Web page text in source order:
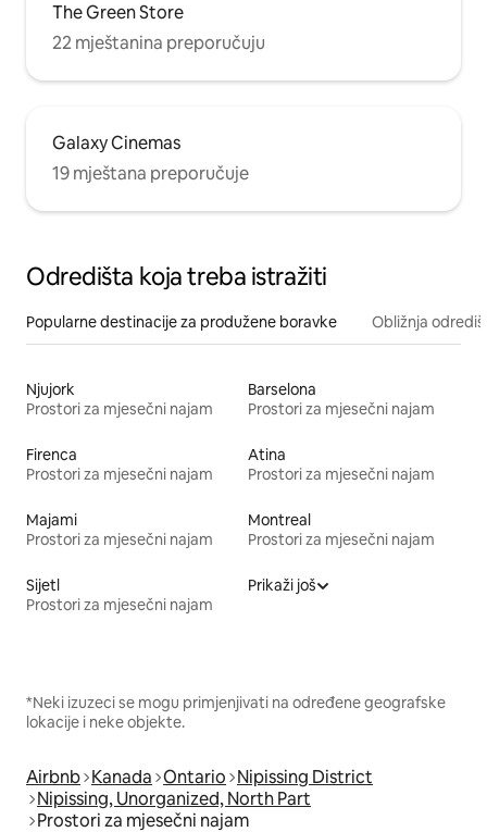
The Green Store
22 mještanina preporučuju
Galaxy Cinemas
19 mještana preporučuje
Odredišta koja treba istražiti
Popularne destinacije za produžene boravke Obližnja
Njujork
Prostori za mjesečni najam
Barselona
Prostori za mjesečni najam
Firenca
Prostori za mjesečni najam
Atina
Prostori za mjesečni najam
Majami
Prostori za mjesečni najam
Montreal
Prostori za mjesečni najam
Sijetl
Prostori za mjesečni najam
Prikaži još
*Neki izuzeci se mogu primjenjivati na određene geografske
lokacije i neke objekte.
Airbnb Kanada Ontario Nipissing District
Nipissing, Unorganized, North Part
Prostori za mjesečni najam